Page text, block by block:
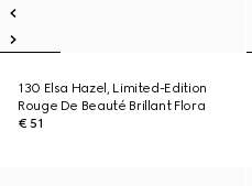
130 Elsa Hazel, Limited-Edition
Rouge De Beauté Brillant Flora
€ 51